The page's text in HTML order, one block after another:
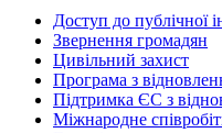
Доступ до публічної
Звернення громадян
Цивільний захист
Програма з
Підтримка ЄС з
Міжнародне